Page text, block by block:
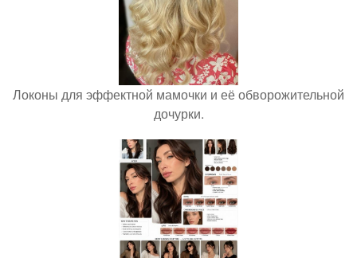
Локоны для эффектной мамочки и её обворожительной
дочурки.